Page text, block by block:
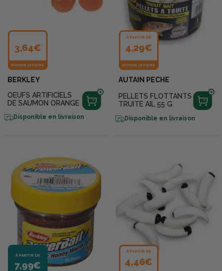
3,64€
BONNE AFFAIRE
BERKLEY
OEUFS ARTIFICIELS
DE SAUMON ORANGE
Disponible en livraison
À PARTIR DE
4,29€
BONNE AFFAIRE
AUTAIN PECHE
PELLETS FLOTTANTS
TRUITE AIL 55 G
Disponible en livraison
À PARTIR DE
7,99€
À PARTIR DE
4,46€